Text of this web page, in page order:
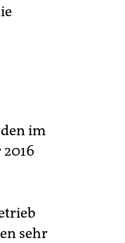
im
sehr